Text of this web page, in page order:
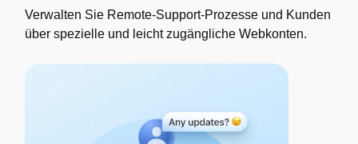
Verwalten Sie Remote-Support-Prozesse und Kunden
über spezielle und leicht zugängliche Webkonten.